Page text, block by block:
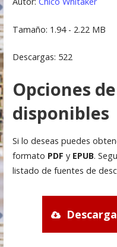
Tamaño: 1.94 - 2.22 MB
Descargas: 522
Opciones
disponibles
Si lo deseas puedes
formato PDF y EPUB.
listado de fuentes de